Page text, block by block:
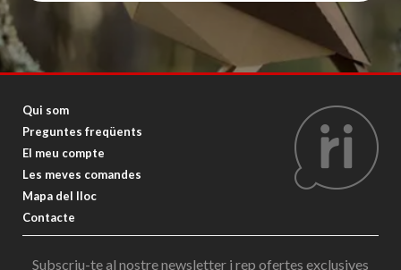
Qui som
Preguntes freqüents
El meu compte
Les meves comandes
Mapa del lloc
Contacte
Subscriu-te al nostre newsletter i rep ofertes exclusives